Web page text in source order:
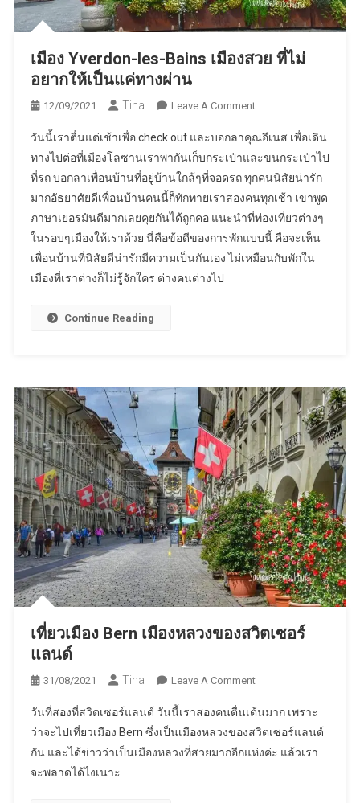
เมือง Yverdon-les-Bains เมืองสวย ที่ไม่
อยากให้เป็นแค่ทางผ่าน
12/09/2021 Tina Leave A CommentOn
Yverdon-
Les-
Bains
เมือง
สวย
ที่
ไม่
วันนี้เราตื่นแต่เช้าเพื่อ check out และบอกลาคุณอีเนส เพื่อเดิน
ทางไปต่อที่เมืองโลซานเราพากันเก็บกระเป๋าและขนกระเป๋าไป
ที่รถ บอกลาเพื่อนบ้านที่อยู่บ้านใกล้ๆที่จอดรถ ทุกคนนิสัยน่ารัก
มากอัธยาศัยดีเพื่อนบ้านคนนี้ก็ทักทายเราสองคนทุกเช้า เขาพูด
ภาษาเยอรมันดีมากเลยคุยกันได้ถูกคอ แนะนำที่ท่องเที่ยวต่างๆ
ในรอบๆเมืองให้เราด้วย นี่คือข้อดีของการพักแบบนี้ คือจะเห็น
เพื่อนบ้านที่นิสัยดีน่ารักมีความเป็นกันเอง ไม่เหมือนกับพักใน
เมืองที่เราต่างก็ไม่รู้จักใคร ต่างคนต่างไป
Continue Reading
เที่ยวเมือง Bern เมืองหลวงของสวิตเซอร์
แลนด์
31/08/2021 Tina Leave A CommentOn
เมือง
Bern
เมือง
วันที่สองที่สวิตเซอร์แลนด์ วันนี้เราสองคนตื่นเต้นมาก เพราะ
ว่าจะไปเที่ยวเมือง Bern ซึ่งเป็นเมืองหลวงของสวิตเซอร์แลนด์
กัน และได้ข่าวว่าเป็นเมืองหลวงที่สวยมากอีกแห่งค่ะ แล้วเรา
จะพลาดได้ไงเนาะ